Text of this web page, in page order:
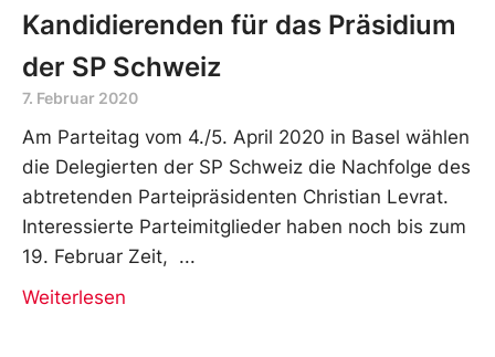
Kandidierenden für das Präsidium
der SP Schweiz
7. Februar 2020
Am Parteitag vom 4./5. April 2020 in Basel wählen
die Delegierten der SP Schweiz die Nachfolge des
abtretenden Parteipräsidenten Christian Levrat.
Interessierte Parteimitglieder haben noch bis zum
19. Februar Zeit,
Weiterlesen